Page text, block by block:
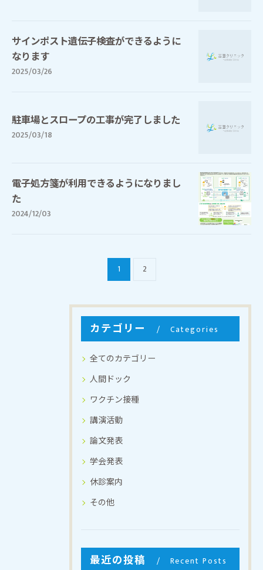
サインポスト遺伝子検査ができるように
なります
2025/03/26
駐車場とスロープの工事が完了しました
2025/03/18
電子処方箋が利用できるようになりまし
た
2024/12/03
1 2
カテゴリー Categories
全てのカテゴリー
人間ドック
ワクチン接種
講演活動
論文発表
学会発表
休診案内
その他
最近の投稿 Recent Posts